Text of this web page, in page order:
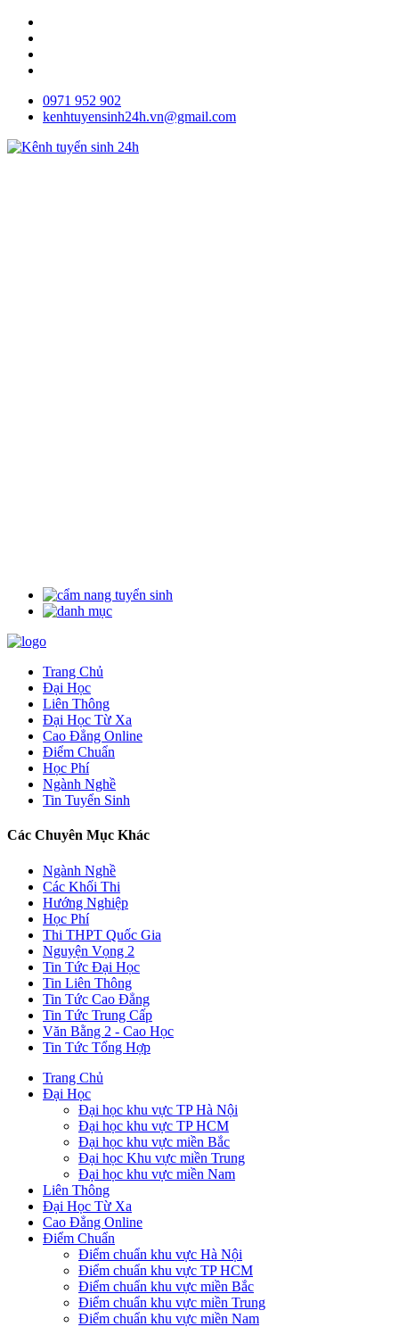
0971 952 902
kenhtuyensinh24h.vn@gmail.com
Trang Chủ
Đại Học
Liên Thông
Đại Học Từ Xa
Cao Đẳng Online
Điểm Chuẩn
Học Phí
Ngành Nghề
Tin Tuyển Sinh
Các Chuyên Mục Khác
Ngành Nghề
Các Khối Thi
Hướng Nghiệp
Học Phí
Thi THPT Quốc Gia
Nguyện Vọng 2
Tin Tức Đại Học
Tin Liên Thông
Tin Tức Cao Đẳng
Tin Tức Trung Cấp
Văn Bằng 2 - Cao Học
Tin Tức Tổng Hợp
Trang Chủ
Đại Học
Đại học khu vực TP Hà Nội
Đại học khu vực TP HCM
Đại học khu vực miền Bắc
Đại học Khu vực miền Trung
Đại học khu vực miền Nam
Liên Thông
Đại Học Từ Xa
Cao Đẳng Online
Điểm Chuẩn
Điểm chuẩn khu vực Hà Nội
Điểm chuẩn khu vực TP HCM
Điểm chuẩn khu vực miền Bắc
Điểm chuẩn khu vực miền Trung
Điểm chuẩn khu vực miền Nam